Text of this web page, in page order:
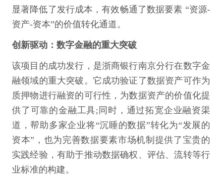
显著降低了发行成本，有效畅通了数据要素 “资源-
资产-资本”的价值转化通道。
创新驱动：数字金融的重大突破
该项目的成功发行，是浙商银行南京分行在数字金
融领域的重大突破。它成功验证了数据资产可作为
质押物进行融资的可行性，为数据资产的价值化提
供了可靠的金融工具;同时，通过拓宽企业融资渠
道，帮助多家企业将“沉睡的数据”转化为“发展的
资本”，也为完善数据要素市场机制提供了宝贵的
实践经验，有助于推动数据确权、评估、流转等行
业标准的构建。